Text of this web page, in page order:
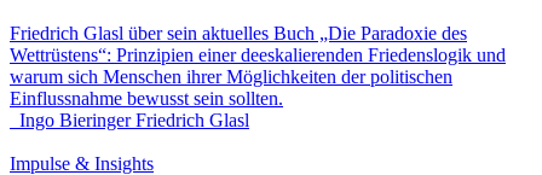
Friedrich Glasl über sein aktuelles Buch „Die Paradoxie des
Wettrüstens“: Prinzipien einer deeskalierenden Friedenslogik und
warum sich Menschen ihrer Möglichkeiten der politischen
Einflussnahme bewusst sein sollten.
Ingo Bieringer Friedrich Glasl
Impulse & Insights